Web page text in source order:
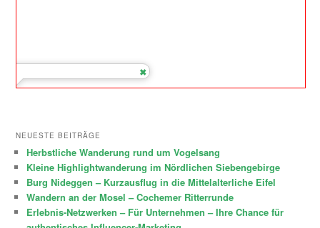
NEUESTE BEITRÄGE
Herbstliche Wanderung rund um Vogelsang
Kleine Highlightwanderung im Nördlichen Siebengebirge
Burg Nideggen – Kurzausflug in die Mittelalterliche Eifel
Wandern an der Mosel – Cochemer Ritterrunde
Erlebnis-Netzwerken – Für Unternehmen – Ihre Chance für